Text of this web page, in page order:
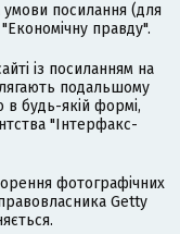
умови посилання (для
правду".
із посиланням на
подальшому
будь-якій формі,
"Інтерфакс-
фотографічних
Getty